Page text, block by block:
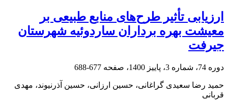
ارزیابی تأثیر طرح‌های منابع طبیعی بر
معیشت بهره برداران ساردوئیه شهرستان
جیرفت
دوره 74، شماره 3، پاییز 1400، صفحه 677-688
حمید رضا سعیدی گراغانی، حسین ارزانی، حسین آذرنیوند، مهدی
قربانی